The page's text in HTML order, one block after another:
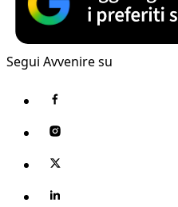
Segui Avvenire su